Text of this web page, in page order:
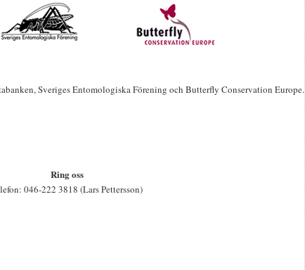
Sveriges Entomologiska Förening och Butterfly Conservation Europe.
Ring oss
046-222 3818 (Lars Pettersson)